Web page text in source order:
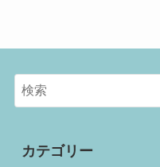
カテゴリー